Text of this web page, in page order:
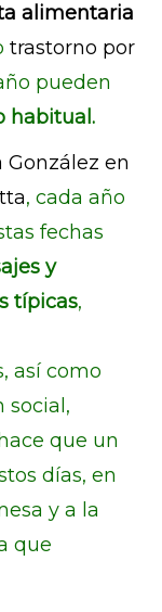
alimentaria
trastorno por
pueden
habitual.
González en
, cada año
fechas
y
típicas,
así como
social,
que un
días, en
y a la
que